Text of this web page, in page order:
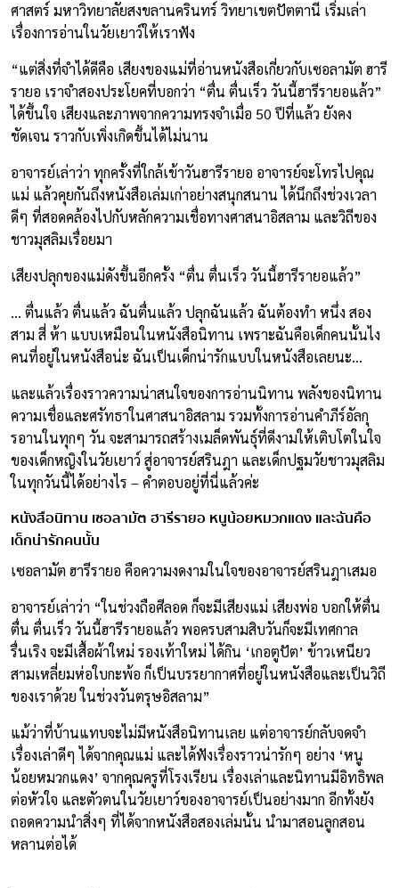
ศาสตร์ มหาวิทยาลัยสงขลานครินทร์ วิทยาเขตปัตตานี เริ่มเล่า
เรื่องการอ่านในวัยเยาว์ให้เราฟัง
“แต่สิ่งที่จำได้ดีคือ เสียงของแม่ที่อ่านหนังสือเกี่ยวกับเซอลามัต ฮารี
รายอ เราจำสองประโยคที่บอกว่า “ตื่น ตื่นเร็ว วันนี้ฮารีรายอแล้ว”
ได้ขึ้นใจ เสียงและภาพจากความทรงจำเมื่อ 50 ปีที่แล้ว ยังคง
ชัดเจน ราวกับเพิ่งเกิดขึ้นได้ไม่นาน
อาจารย์เล่าว่า ทุกครั้งที่ใกล้เข้าวันฮารีรายอ อาจารย์จะโทรไปคุณ
แม่ แล้วคุยกันถึงหนังสือเล่มเก่าอย่างสนุกสนาน ได้นึกถึงช่วงเวลา
ดีๆ ที่สอดคล้องไปกับหลักความเชื่อทางศาสนาอิสลาม และวิถีของ
ชาวมุสลิมเรื่อยมา
เสียงปลุกของแม่ดังขึ้นอีกครั้ง “ตื่น ตื่นเร็ว วันนี้ฮารีรายอแล้ว”
… ตื่นแล้ว ตื่นแล้ว ฉันตื่นแล้ว ปลุกฉันแล้ว ฉันต้องทำ หนึ่ง สอง
สาม สี่ ห้า แบบเหมือนในหนังสือนิทาน เพราะฉันคือเด็กคนนั้นไง
คนที่อยู่ในหนังสือน่ะ ฉันเป็นเด็กน่ารักแบบในหนังสือเลยนะ…
และแล้วเรื่องราวความน่าสนใจของการอ่านนิทาน พลังของนิทาน
ความเชื่อและศรัทธาในศาสนาอิสลาม รวมทั้งการอ่านคำภีร์อัลกุ
รอานในทุกๆ วัน จะสามารถสร้างเมล็ดพันธุ์ที่ดีงามให้เติบโตในใจ
ของเด็กหญิงในวัยเยาว์ สู่อาจารย์สรินฎา และเด็กปฐมวัยชาวมุสลิม
ในทุกวันนี้ได้อย่างไร – คำตอบอยู่ที่นี่แล้วค่ะ
หนังสือนิทาน เซอลามัต ฮารีรายอ หนูน้อยหมวกแดง และฉันคือ
เด็กน่ารักคนนั้น
เซอลามัต ฮารีรายอ คือความงดงามในใจของอาจารย์สรินฎาเสมอ
อาจารย์เล่าว่า “ในช่วงถือศีลอด ก็จะมีเสียงแม่ เสียงพ่อ บอกให้ตื่น
ตื่น ตื่นเร็ว วันนี้ฮารีรายอแล้ว พอครบสามสิบวันก็จะมีเทศกาล
รื่นเริง จะมีเสื้อผ้าใหม่ รองเท้าใหม่ ได้กิน ‘เกอตูปัต’ ข้าวเหนียว
สามเหลี่ยมห่อใบกะพ้อ ก็เป็นบรรยากาศที่อยู่ในหนังสือและเป็นวิถี
ของเราด้วย ในช่วงวันตรุษอิสลาม”
แม้ว่าที่บ้านแทบจะไม่มีหนังสือนิทานเลย แต่อาจารย์กลับจดจำ
เรื่องเล่าดีๆ ได้จากคุณแม่ และได้ฟังเรื่องราวน่ารักๆ อย่าง ‘หนู
น้อยหมวกแดง’ จากคุณครูที่โรงเรียน เรื่องเล่าและนิทานมีอิทธิพล
ต่อหัวใจ และตัวตนในวัยเยาว์ของอาจารย์เป็นอย่างมาก อีกทั้งยัง
ถอดความนำสิ่งๆ ที่ได้จากหนังสือสองเล่มนั้น นำมาสอนลูกสอน
หลานต่อได้